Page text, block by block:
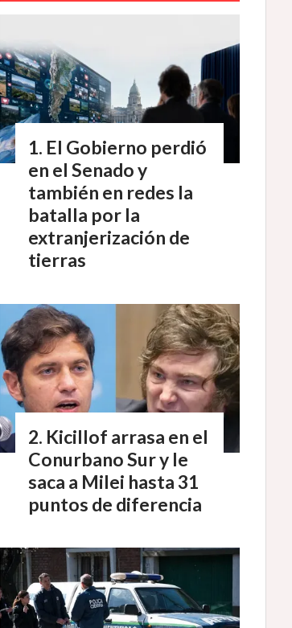
El Gobierno perdió
en el Senado y
también en redes la
batalla por la
extranjerización de
tierras
Kicillof arrasa en el
Conurbano Sur y le
saca a Milei hasta 31
puntos de diferencia